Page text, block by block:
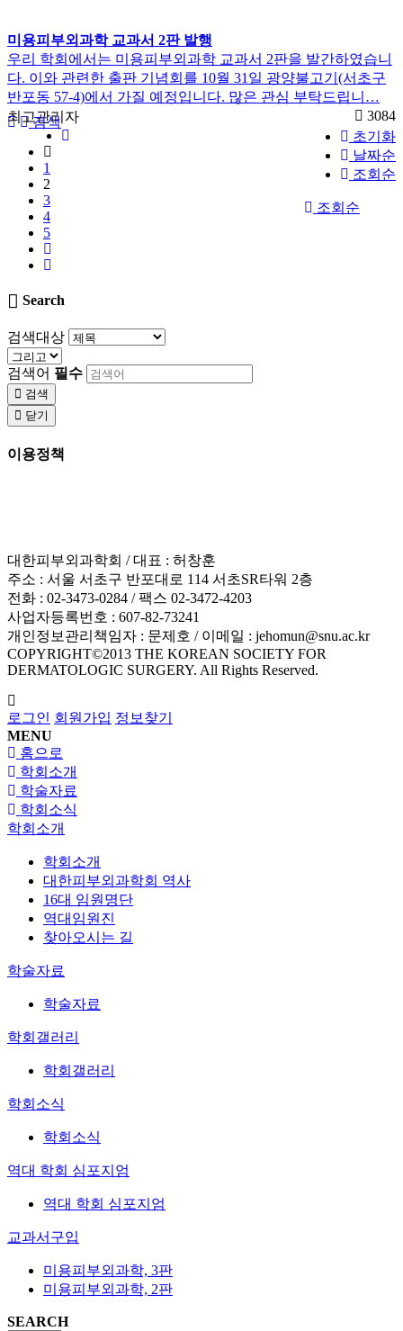
미용피부외과학 교과서 2판 발행
우리 학회에서는 미용피부외과학 교과서 2판을 발간하였습니
다. 이와 관련한 출판 기념회를 10월 31일 광양불고기(서초구
반포동 57-4)에서 가질 예정입니다. 많은 관심 부탁드립니…
최고관리자
3084
초기화
날짜순
조회순
조회순
검색
1
2
3
4
5
Search
검색대상
검색어 필수
검색
닫기
이용정책
대한피부외과학회 / 대표 : 허창훈
주소 : 서울 서초구 반포대로 114 서초SR타워 2층
전화 : 02-3473-0284 / 팩스 02-3472-4203
사업자등록번호 : 607-82-73241
개인정보관리책임자 : 문제호 / 이메일 : jehomun@snu.ac.kr
COPYRIGHT©2013 THE KOREAN SOCIETY FOR
DERMATOLOGIC SURGERY. All Rights Reserved.
로그인 회원가입 정보찾기
MENU
홈으로
학회소개
학술자료
학회소식
학회소개
학회소개
대한피부외과학회 역사
16대 임원명단
역대임원진
찾아오시는 길
학술자료
학술자료
학회갤러리
학회갤러리
학회소식
학회소식
역대 학회 심포지엄
역대 학회 심포지엄
교과서구입
미용피부외과학, 3판
미용피부외과학, 2판
SEARCH